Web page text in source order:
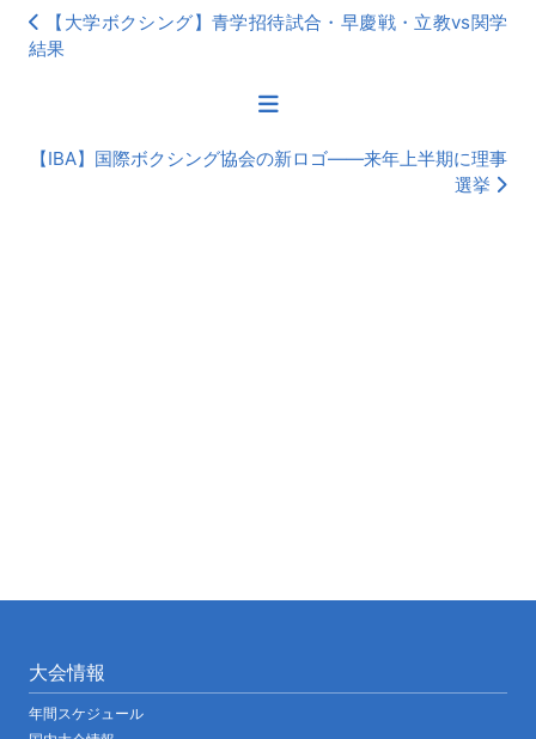
【大学ボクシング】青学招待試合・早慶戦・立教vs関学
結果
【IBA】国際ボクシング協会の新ロゴ――来年上半期に理事
選挙
大会情報
年間スケジュール